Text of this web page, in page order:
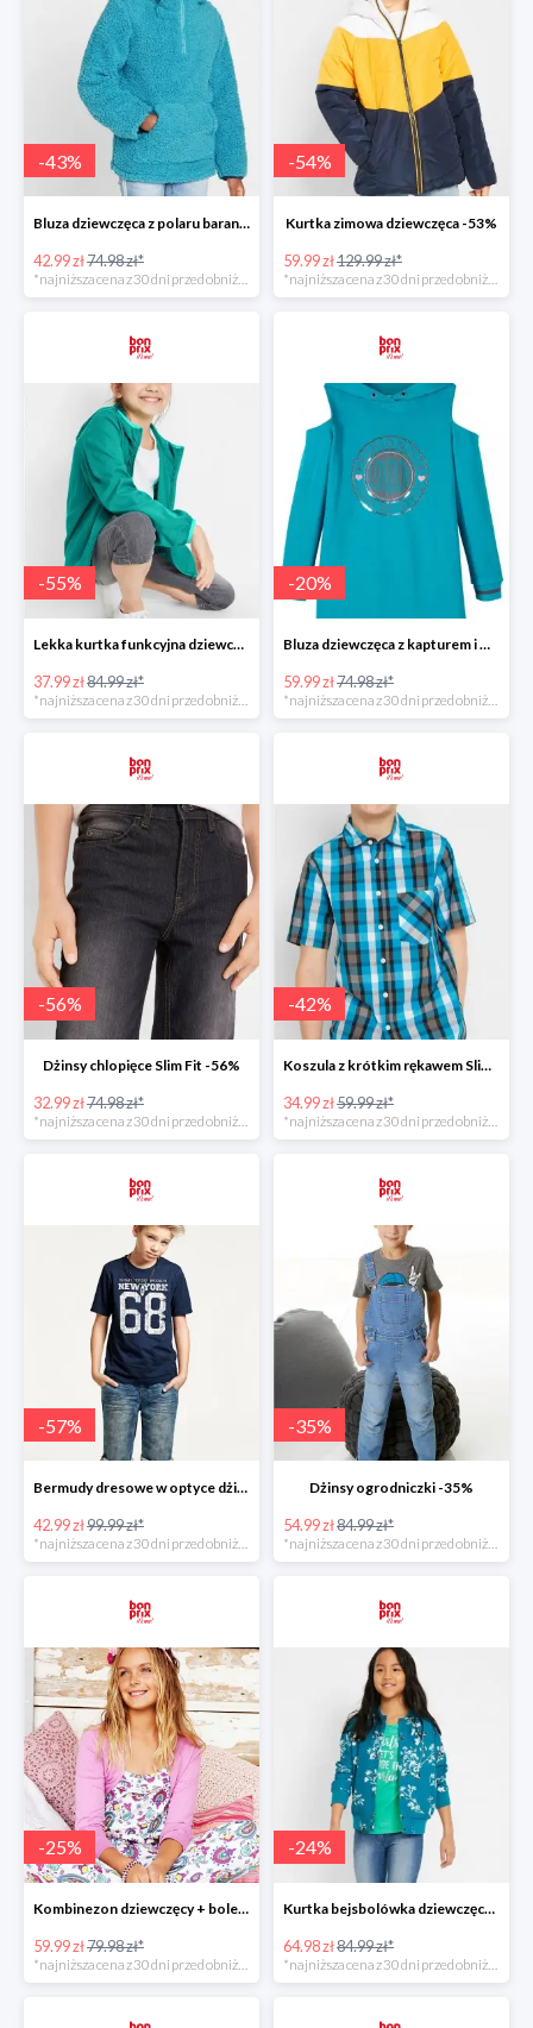
-43%
Bluza dziewczęca z polaru baranka z kapturem -42%
42.99 zł74.98 zł*
-54%
Kurtka zimowa dziewczęca -53%
59.99 zł129.99 zł*
-55%
Lekka kurtka funkcyjna dziewczęca -55%
37.99 zł84.99 zł*
-20%
Bluza dziewczęca z kapturem i wycięciami -20%
59.99 zł74.98 zł*
-56%
Dżinsy chlopięce Slim Fit -56%
32.99 zł74.98 zł*
*najniższa cena z 30 dni przed obniżką
-42%
Koszula z krótkim rękawem Slim Fit -41%
34.99 zł59.99 zł*
*najniższa cena z 30 dni przed obniżką
-57%
Bermudy dresowe w optyce dżinsowych -57%
42.99 zł99.99 zł*
-35%
Dżinsy ogrodniczki -35%
54.99 zł84.99 zł*
-25%
Kombinezon dziewczęcy + bolerko -25%
59.99 zł79.98 zł*
*najniższa cena z 30 dni przed obniżką
-24%
Kurtka bejsbolówka dziewczęca -23%
64.98 zł84.99 zł*
*najniższa cena z 30 dni przed obniżką